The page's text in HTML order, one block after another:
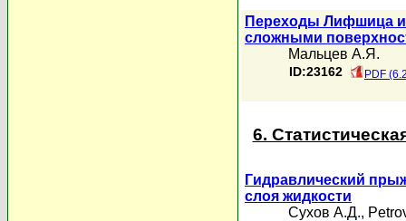
Переходы Лифшица
сложными
Мальцев А.Я.
ID:23162 PDF
6.
Гидравлический
слоя жидкости
Сухов А.Д.,